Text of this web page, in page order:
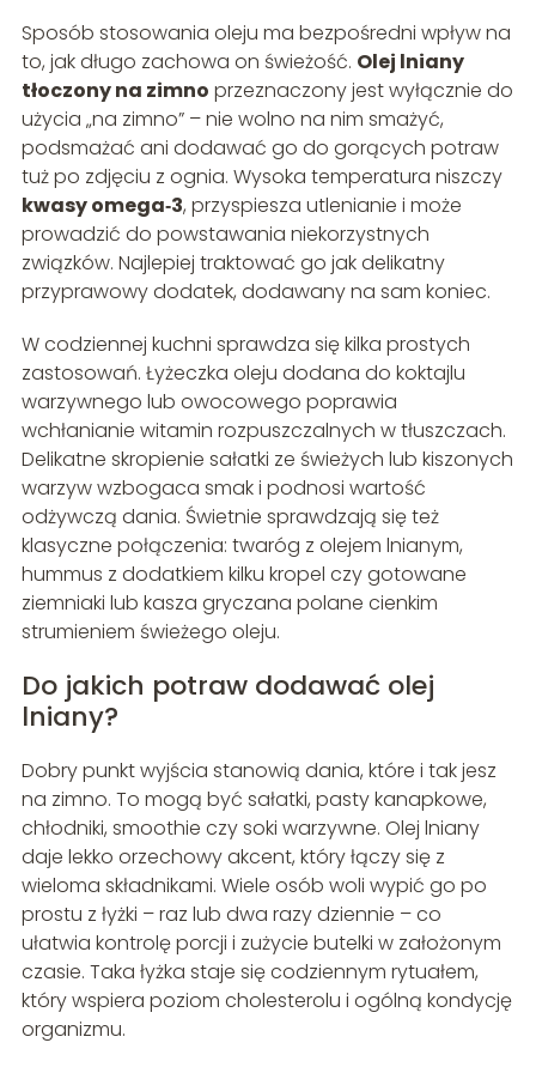
Sposób stosowania oleju ma bezpośredni wpływ na
to, jak długo zachowa on świeżość. Olej lniany
tłoczony na zimno przeznaczony jest wyłącznie do
użycia „na zimno” – nie wolno na nim smażyć,
podsmażać ani dodawać go do gorących potraw
tuż po zdjęciu z ognia. Wysoka temperatura niszczy
kwasy omega‑3, przyspiesza utlenianie i może
prowadzić do powstawania niekorzystnych
związków. Najlepiej traktować go jak delikatny
przyprawowy dodatek, dodawany na sam koniec.
W codziennej kuchni sprawdza się kilka prostych
zastosowań. Łyżeczka oleju dodana do koktajlu
warzywnego lub owocowego poprawia
wchłanianie witamin rozpuszczalnych w tłuszczach.
Delikatne skropienie sałatki ze świeżych lub kiszonych
warzyw wzbogaca smak i podnosi wartość
odżywczą dania. Świetnie sprawdzają się też
klasyczne połączenia: twaróg z olejem lnianym,
hummus z dodatkiem kilku kropel czy gotowane
ziemniaki lub kasza gryczana polane cienkim
strumieniem świeżego oleju.
Do jakich potraw dodawać olej
lniany?
Dobry punkt wyjścia stanowią dania, które i tak jesz
na zimno. To mogą być sałatki, pasty kanapkowe,
chłodniki, smoothie czy soki warzywne. Olej lniany
daje lekko orzechowy akcent, który łączy się z
wieloma składnikami. Wiele osób woli wypić go po
prostu z łyżki – raz lub dwa razy dziennie – co
ułatwia kontrolę porcji i zużycie butelki w założonym
czasie. Taka łyżka staje się codziennym rytuałem,
który wspiera poziom cholesterolu i ogólną kondycję
organizmu.